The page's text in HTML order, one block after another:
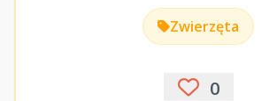
Zwierzęta
0